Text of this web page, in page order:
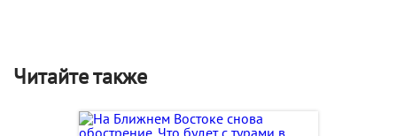
Читайте также